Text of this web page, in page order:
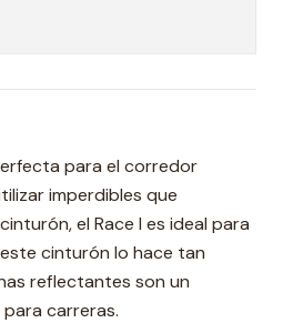
para el corredor
imperdibles que
el Race I es ideal para
cinturón lo hace tan
reflectantes son un
carreras.